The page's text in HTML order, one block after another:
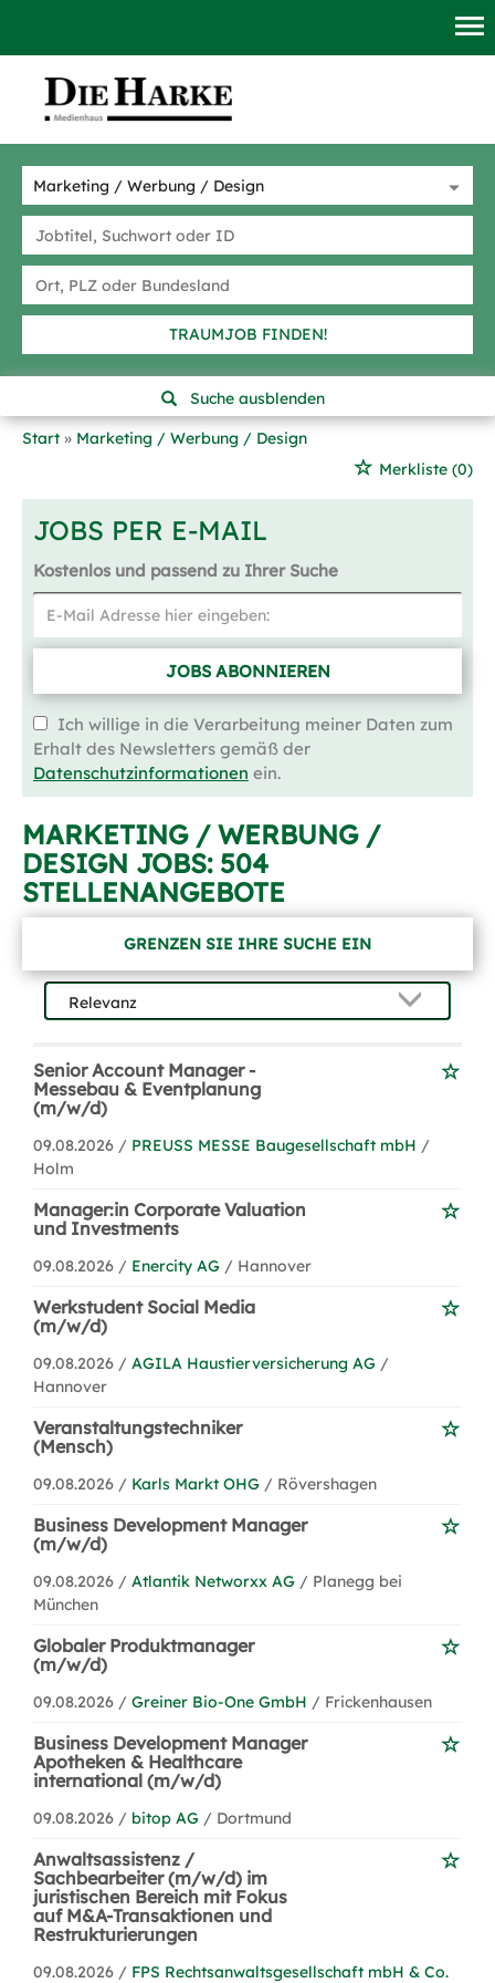
TRAUMJOB FINDEN!
Suche ausblenden
Start
Marketing / Werbung / Design
Merkliste (0)
JOBS PER E-MAIL
Kostenlos und passend zu Ihrer Suche
JOBS ABONNIEREN
Ich willige in die Verarbeitung meiner Daten zum
Erhalt des Newsletters gemäß der
Datenschutzinformationen ein.
MARKETING / WERBUNG /
DESIGN JOBS: 504
STELLENANGEBOTE
GRENZEN SIE IHRE SUCHE EIN
Senior Account Manager -
Messebau & Eventplanung
(m/w/d)
09.08.2026 / PREUSS MESSE Baugesellschaft mbH /
Holm
Manager:in Corporate Valuation
und Investments
09.08.2026 / Enercity AG / Hannover
Werkstudent Social Media
(m/w/d)
09.08.2026 / AGILA Haustierversicherung AG /
Hannover
Veranstaltungstechniker
(Mensch)
09.08.2026 / Karls Markt OHG / Rövershagen
Business Development Manager
(m/w/d)
09.08.2026 / Atlantik Networxx AG / Planegg bei
München
Globaler Produktmanager
(m/w/d)
09.08.2026 / Greiner Bio-One GmbH / Frickenhausen
Business Development Manager
Apotheken & Healthcare
international (m/w/d)
09.08.2026 / bitop AG / Dortmund
Anwaltsassistenz /
Sachbearbeiter (m/w/d) im
juristischen Bereich mit Fokus
auf M&A-Transaktionen und
Restrukturierungen
09.08.2026 / FPS Rechtsanwaltsgesellschaft mbH & Co.